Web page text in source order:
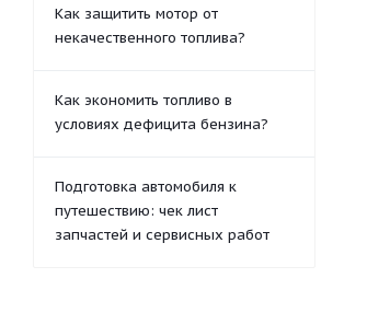
Как защитить мотор от
некачественного топлива?
Как экономить топливо в
условиях дефицита бензина?
Подготовка автомобиля к
путешествию: чек лист
запчастей и сервисных работ